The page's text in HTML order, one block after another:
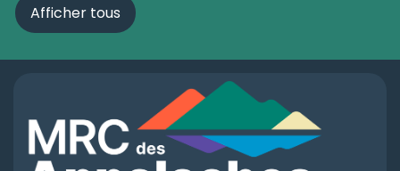
Afficher tous